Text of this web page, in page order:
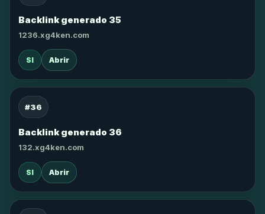
Backlink generado 35
1236.xg4ken.com
SI Abrir
#36
Backlink generado 36
132.xg4ken.com
SI Abrir